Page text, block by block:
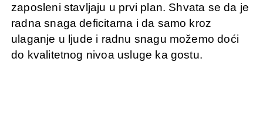
zaposleni stavljaju u prvi plan. Shvata se da je
radna snaga deficitarna i da samo kroz
ulaganje u ljude i radnu snagu možemo doći
do kvalitetnog nivoa usluge ka gostu.